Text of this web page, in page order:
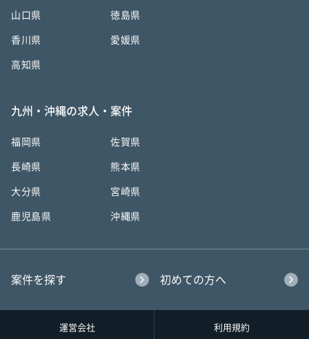
山口県 徳島県
香川県 愛媛県
高知県
九州・沖縄の求人・案件
福岡県 佐賀県
長崎県 熊本県
大分県 宮崎県
鹿児島県 沖縄県
案件を探す 初めての方へ
運営会社 利用規約